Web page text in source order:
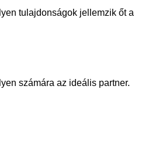
tulajdonságok jellemzik őt a
számára az ideális partner.